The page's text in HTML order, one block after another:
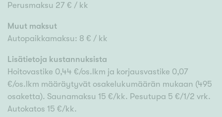
Perusmaksu 27 € / kk
Muut maksut
Autopaikkamaksu: 8 € / kk
Lisätietoja kustannuksista
Hoitovastike 0,44 €/os.lkm ja korjausvastike 0,07
€/os.lkm määräytyvät osakelukumäärän mukaan (495
osaketta). Saunamaksu 15 €/kk. Pesutupa 5 €/1/2 vrk.
Autokatos 15 €/kk.